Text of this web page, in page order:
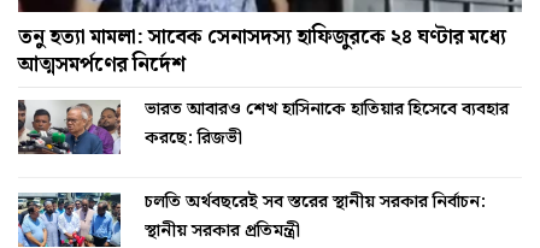
তনু হত্যা মামলা: সাবেক সেনাসদস্য হাফিজুরকে ২৪ ঘণ্টার মধ্যে
আত্মসমর্পণের নির্দেশ
ভারত আবারও শেখ হাসিনাকে হাতিয়ার হিসেবে ব্যবহার
করছে: রিজভী
চলতি অর্থবছরেই সব স্তরের স্থানীয় সরকার নির্বাচন:
স্থানীয় সরকার প্রতিমন্ত্রী